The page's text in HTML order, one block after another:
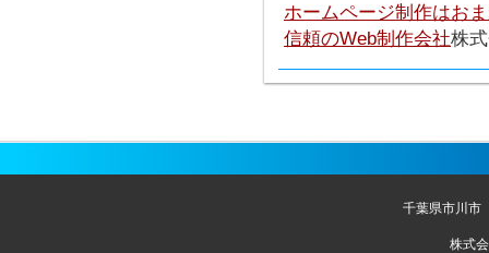
ホームページ制作はお
信頼のWeb制作会社株
千葉県市川市
株式